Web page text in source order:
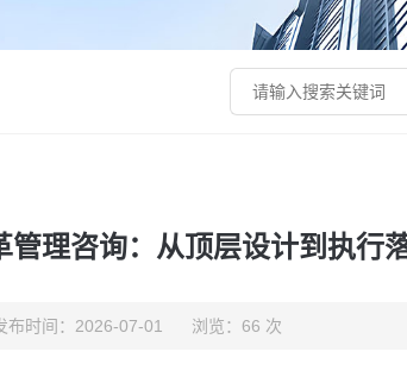
管理咨询：从顶层设计到执行
布时间：2026-07-01 浏览：66 次